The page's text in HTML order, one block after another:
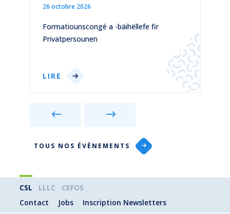
26 octobre 2026
Formatiounscongé a -bäihëllefe fir
Privatpersounen
LIRE
TOUS NOS ÉVÈNEMENTS
CSL LLLC
CEFOS
Contact
Jobs Inscription Newsletters